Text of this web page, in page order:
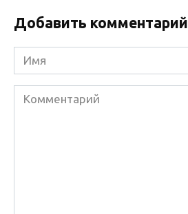
Добавить комментарий
Имя
Комментарий